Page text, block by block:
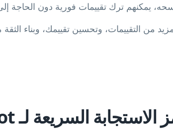
من التقييمات، وتحسين تقييمك، وبناء الثقة